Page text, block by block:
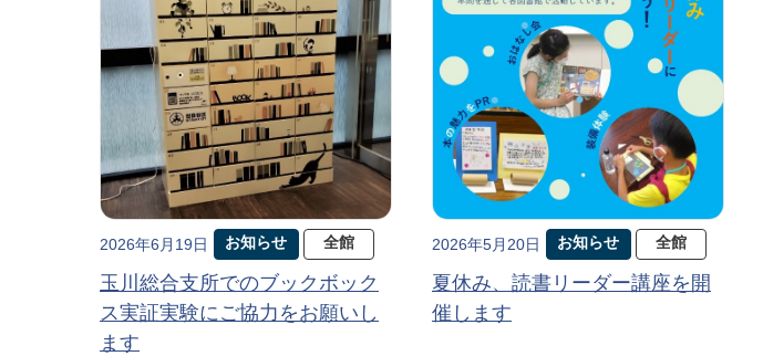
2026年6月19日 お知らせ 全館
玉川総合支所でのブックボック
ス実証実験にご協力をお願いし
ます
2026年5月20日 お知らせ 全館
夏休み、読書リーダー講座を開
催します